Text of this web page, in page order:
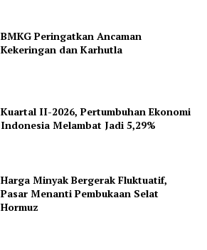
BMKG Peringatkan Ancaman
Kekeringan dan Karhutla
Kuartal II-2026, Pertumbuhan Ekonomi
Indonesia Melambat Jadi 5,29%
Harga Minyak Bergerak Fluktuatif,
Pasar Menanti Pembukaan Selat
Hormuz